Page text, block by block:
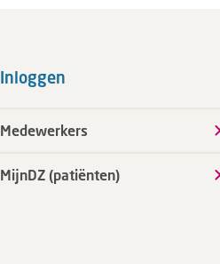
Inloggen
Medewerkers
MijnDZ (patiënten)